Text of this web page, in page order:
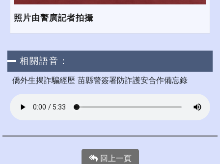
照片由警廣記者拍攝
相關語音：
僑外生揭詐騙經歷 苗縣警簽署防詐護安合作備忘錄
回上一頁